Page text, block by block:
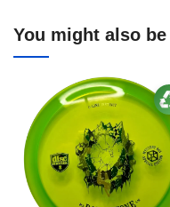
You might also